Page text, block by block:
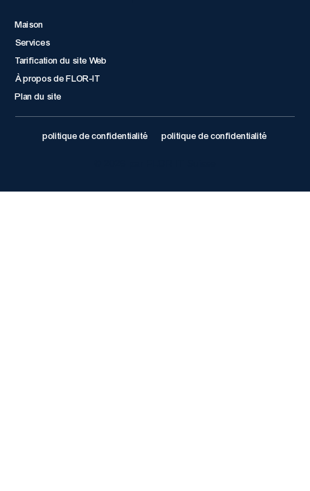
Maison
Services
Tarification du site Web
À propos de FLOR-IT
Plan du site
politique de confidentialité politique de confidentialité